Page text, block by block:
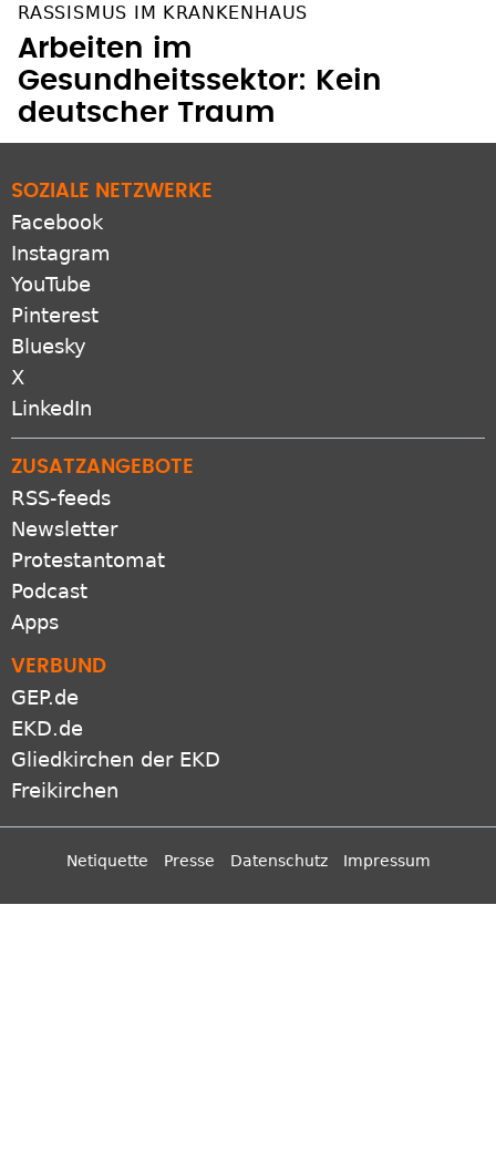
RASSISMUS IM KRANKENHAUS
Arbeiten im
Gesundheitssektor: Kein
deutscher Traum
SOZIALE NETZWERKE
Facebook
Instagram
YouTube
Pinterest
Bluesky
X
LinkedIn
ZUSATZANGEBOTE
RSS-feeds
Newsletter
Protestantomat
Podcast
Apps
VERBUND
GEP.de
EKD.de
Gliedkirchen der EKD
Freikirchen
Netiquette Presse Datenschutz Impressum